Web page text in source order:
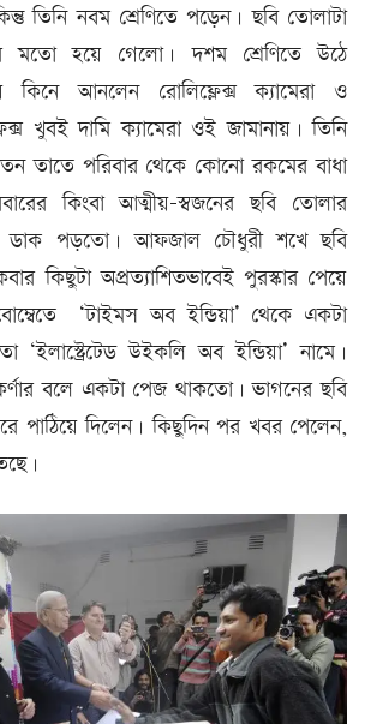
তিনি নবম শ্রেণিতে পড়েন। ছবি তোলাটা
মতো হয়ে গেলো। দশম শ্রেণিতে উঠে
কিনে আনলেন রোলিফ্লেক্স ক্যামেরা ও
খুবই দামি ক্যামেরা ওই জামানায়। তিনি
তাতে পরিবার থেকে কোনো রকমের বাধা
কিংবা আত্মীয়-স্বজনের ছবি তোলার
ডাক পড়তো। আফজাল চৌধুরী শখে ছবি
কিছুটা অপ্রত্যাশিতভাবেই পুরস্কার পেয়ে
‘টাইমস অব ইন্ডিয়া’ থেকে একটা
‘ইলাস্ট্রেটেড উইকলি অব ইন্ডিয়া’ নামে।
বলে একটা পেজ থাকতো। ভাগনের ছবি
পাঠিয়ে দিলেন। কিছুদিন পর খবর পেলেন,